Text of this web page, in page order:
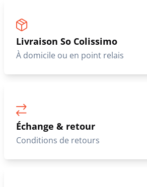
Livraison So Colissimo
À domicile ou en point relais
Échange & retour
Conditions de retours